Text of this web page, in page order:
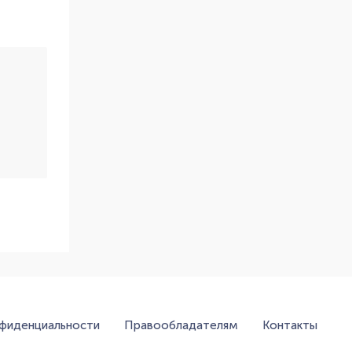
Правообладателям Контакты